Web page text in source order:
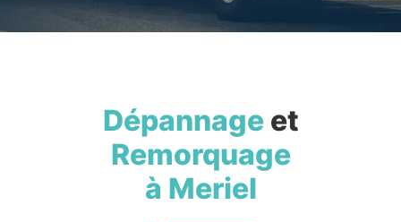
Dépannageet
Remorquage
à Meriel